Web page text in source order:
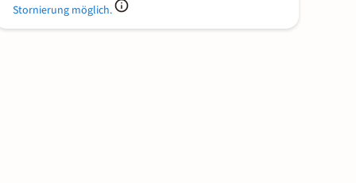
Stornierung möglich.